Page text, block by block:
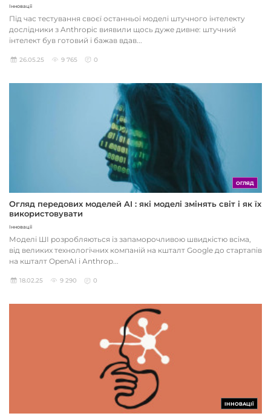
Інновації
Під час тестування своєї останньої моделі штучного інтелекту
дослідники з Anthropic виявили щось дуже дивне: штучний
інтелект був готовий і бажав вдав...
26.05.25 9 765 0
ОГЛЯД
Огляд передових моделей AI : які моделі змінять світ і як їх
використовувати
Інновації
Моделі ШІ розробляються із запаморочливою швидкістю всіма,
від великих технологічних компаній на кшталт Google до стартапів
на кшталт OpenAI і Anthrop...
18.02.25 9 290 0
ІННОВАЦІЇ